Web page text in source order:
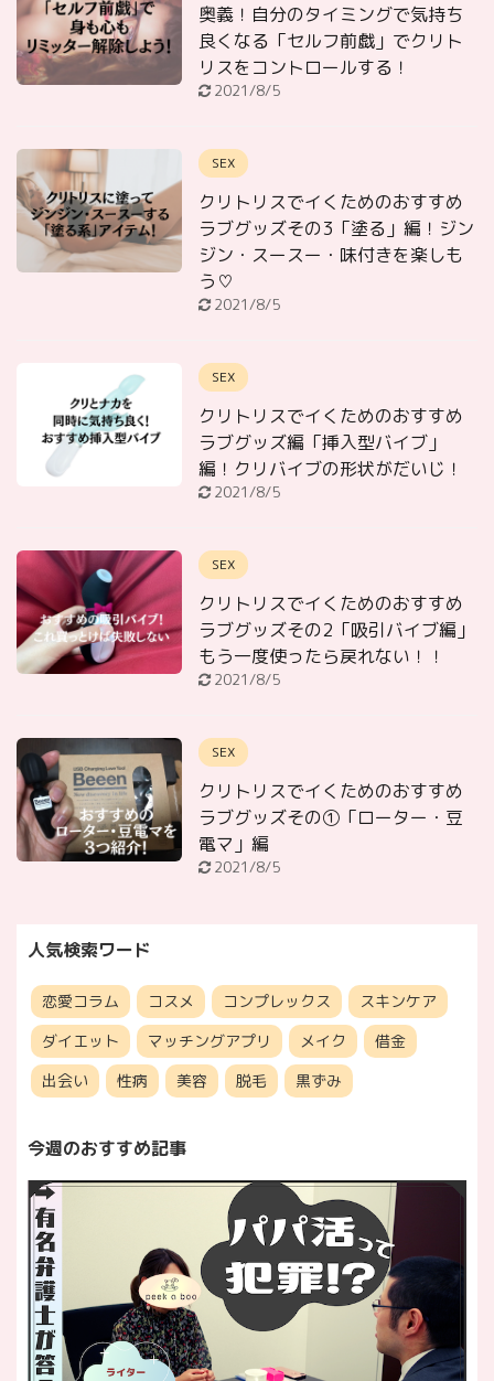
奥義！自分のタイミングで気持ち
良くなる「セルフ前戯」でクリト
リスをコントロールする！
2021/8/5
SEX
クリトリスでイくためのおすすめ
ラブグッズその3「塗る」編！ジン
ジン・スースー・味付きを楽しも
う♡
2021/8/5
SEX
クリトリスでイくためのおすすめ
ラブグッズ編「挿入型バイブ」
編！クリバイブの形状がだいじ！
2021/8/5
SEX
クリトリスでイくためのおすすめ
ラブグッズその2「吸引バイブ編」
もう一度使ったら戻れない！！
2021/8/5
SEX
クリトリスでイくためのおすすめ
ラブグッズその①「ローター・豆
電マ」編
2021/8/5
人気検索ワード
恋愛コラム コスメ コンプレックス
スキンケア
ダイエット
マッチングアプリ メイク
借金
出会い
性病 美容 脱毛 黒ずみ
今週のおすすめ記事